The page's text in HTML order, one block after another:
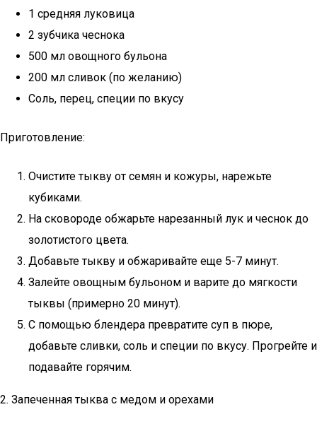
1 средняя луковица
2 зубчика чеснока
500 мл овощного бульона
200 мл сливок (по желанию)
Соль, перец, специи по вкусу
Приготовление:
Очистите тыкву от семян и кожуры, нарежьте
кубиками.
На сковороде обжарьте нарезанный лук и чеснок до
золотистого цвета.
Добавьте тыкву и обжаривайте еще 5-7 минут.
Залейте овощным бульоном и варите до мягкости
тыквы (примерно 20 минут).
С помощью блендера превратите суп в пюре,
добавьте сливки, соль и специи по вкусу. Прогрейте и
подавайте горячим.
2. Запеченная тыква с медом и орехами